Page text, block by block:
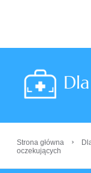
Strona główna ›
oczekujących